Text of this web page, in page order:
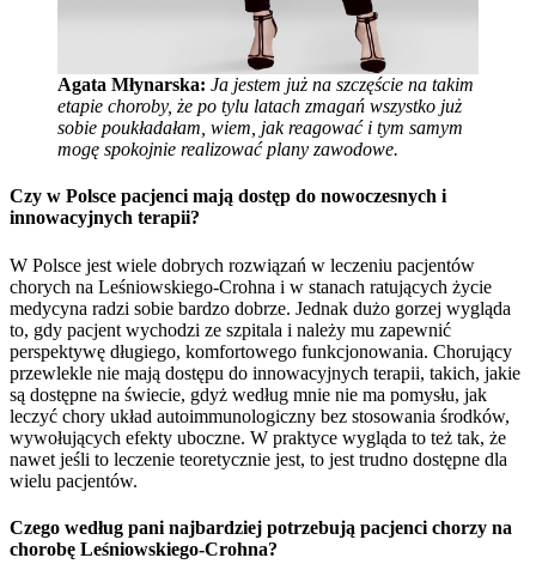
Agata Młynarska: Ja jestem już na szczęście na takim
etapie choroby, że po tylu latach zmagań wszystko już
sobie poukładałam, wiem, jak reagować i tym samym
mogę spokojnie realizować plany zawodowe.
Czy w Polsce pacjenci mają dostęp do nowoczesnych i
innowacyjnych terapii?
W Polsce jest wiele dobrych rozwiązań w leczeniu pacjentów
chorych na Leśniowskiego-Crohna i w stanach ratujących życie
medycyna radzi sobie bardzo dobrze. Jednak dużo gorzej wygląda
to, gdy pacjent wychodzi ze szpitala i należy mu zapewnić
perspektywę długiego, komfortowego funkcjonowania. Chorujący
przewlekle nie mają dostępu do innowacyjnych terapii, takich, jakie
są dostępne na świecie, gdyż według mnie nie ma pomysłu, jak
leczyć chory układ autoimmunologiczny bez stosowania środków,
wywołujących efekty uboczne. W praktyce wygląda to też tak, że
nawet jeśli to leczenie teoretycznie jest, to jest trudno dostępne dla
wielu pacjentów.
Czego według pani najbardziej potrzebują pacjenci chorzy na
chorobę Leśniowskiego-Crohna?